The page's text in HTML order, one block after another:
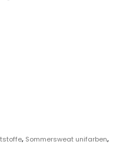
, Sommersweat unifarben,